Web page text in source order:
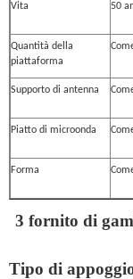
Vita 50
Quantità della
piattaforma
Supporto di antenna
Piatto di microonda
Forma
3 fornito di
Tipo di